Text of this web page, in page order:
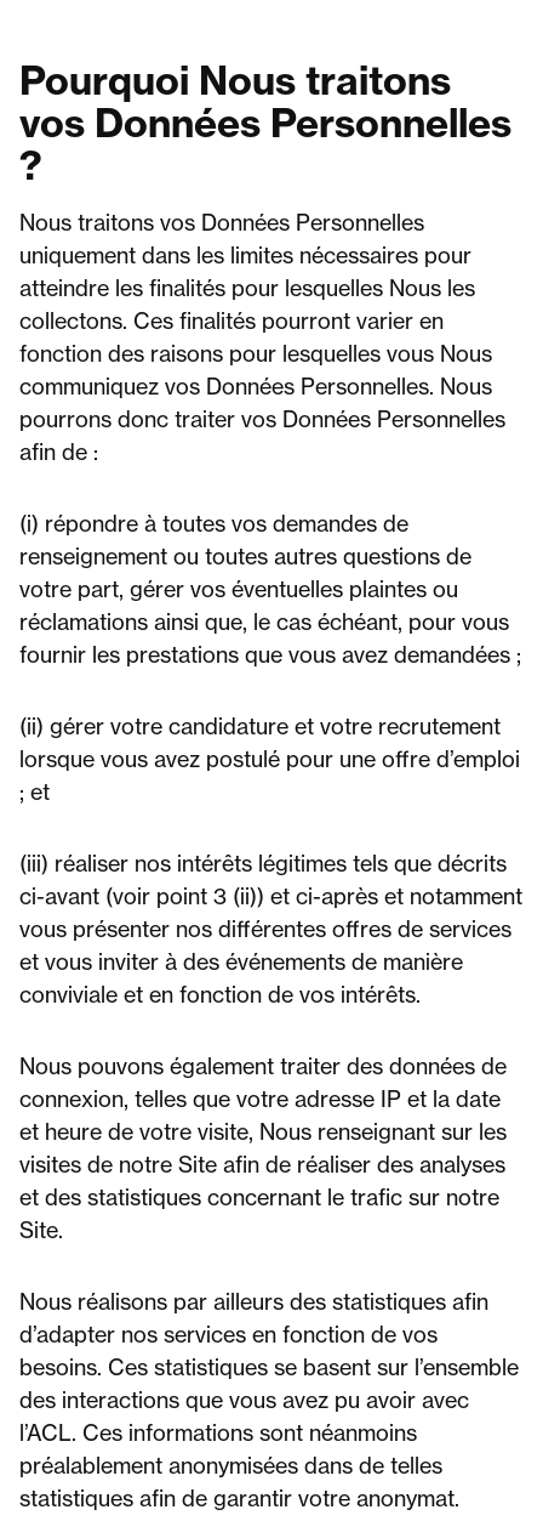
Pourquoi Nous traitons
vos Données Personnelles
?
Nous traitons vos Données Personnelles
uniquement dans les limites nécessaires pour
atteindre les finalités pour lesquelles Nous les
collectons. Ces finalités pourront varier en
fonction des raisons pour lesquelles vous Nous
communiquez vos Données Personnelles. Nous
pourrons donc traiter vos Données Personnelles
afin de :
(i) répondre à toutes vos demandes de
renseignement ou toutes autres questions de
votre part, gérer vos éventuelles plaintes ou
réclamations ainsi que, le cas échéant, pour vous
fournir les prestations que vous avez demandées ;
(ii) gérer votre candidature et votre recrutement
lorsque vous avez postulé pour une offre d’emploi
; et
(iii) réaliser nos intérêts légitimes tels que décrits
ci-avant (voir point 3 (ii)) et ci-après et notamment
vous présenter nos différentes offres de services
et vous inviter à des événements de manière
conviviale et en fonction de vos intérêts.
Nous pouvons également traiter des données de
connexion, telles que votre adresse IP et la date
et heure de votre visite, Nous renseignant sur les
visites de notre Site afin de réaliser des analyses
et des statistiques concernant le trafic sur notre
Site.
Nous réalisons par ailleurs des statistiques afin
d’adapter nos services en fonction de vos
besoins. Ces statistiques se basent sur l’ensemble
des interactions que vous avez pu avoir avec
l’ACL. Ces informations sont néanmoins
préalablement anonymisées dans de telles
statistiques afin de garantir votre anonymat.